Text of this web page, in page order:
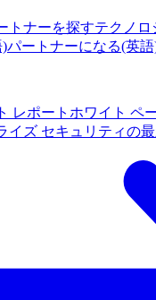
トナーを探すテクノロ
)パートナーになる(英
レポート ホワイト ペ
イズ セキュリティの